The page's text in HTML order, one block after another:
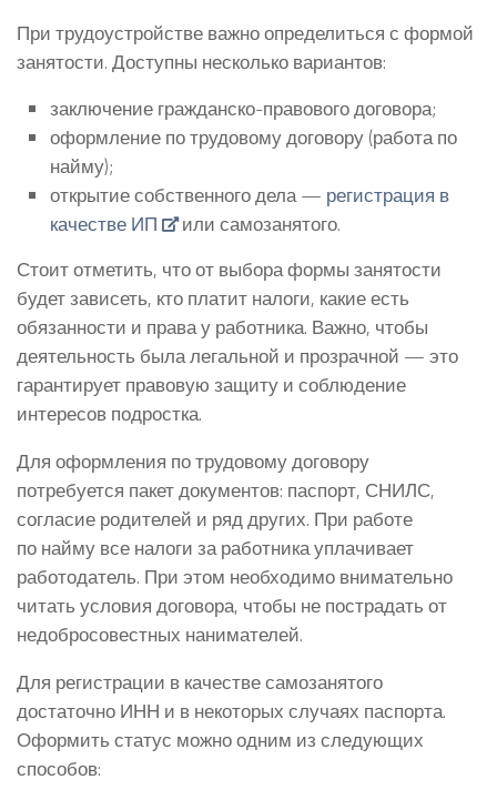
При трудоустройстве важно определиться с формой
занятости. Доступны несколько вариантов:
заключение гражданско-правового договора;
оформление по трудовому договору (работа по
найму);
открытие собственного дела — регистрация в
качестве ИП
или самозанятого.
Стоит отметить, что от выбора формы занятости
будет зависеть, кто платит налоги, какие есть
обязанности и права у работника. Важно, чтобы
деятельность была легальной и прозрачной — это
гарантирует правовую защиту и соблюдение
интересов подростка.
Для оформления по трудовому договору
потребуется пакет документов: паспорт, СНИЛС,
согласие родителей и ряд других. При работе
по найму все налоги за работника уплачивает
работодатель. При этом необходимо внимательно
читать условия договора, чтобы не пострадать от
недобросовестных нанимателей.
Для регистрации в качестве самозанятого
достаточно ИНН и в некоторых случаях паспорта.
Оформить статус можно одним из следующих
способов: